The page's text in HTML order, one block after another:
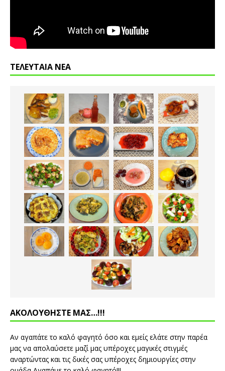
ΤΕΛΕΥΤΑΙΑ ΝΕΑ
ΑΚΟΛΟΥΘΗΣΤΕ ΜΑΣ…!!!
Αν αγαπάτε το καλό φαγητό όσο και εμείς ελάτε στην παρέα
μας να απολαύσετε μαζί μας υπέροχες μαγικές στιγμές
αναρτώντας και τις δικές σας υπέροχες δημιουργίες στην